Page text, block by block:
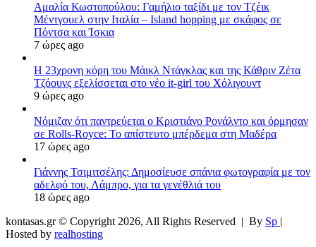
Αμαλία Κωστοπούλου: Γαμήλιο ταξίδι με τον Τζέικ
Μέντγουελ στην Ιταλία – Island hopping με σκάφος σε
Πόντσα και Ίσκια
7 ώρες ago
Η 23χρονη κόρη τoυ Μάικλ Ντάγκλας και της Κάθριν Ζέτα
Τζόουνς εξελίσσεται στο νέο it-girl του Χόλιγουντ
9 ώρες ago
Νόμιζαν ότι παντρεύεται ο Κριστιάνο Ρονάλντο και όρμησαν
σε Rolls-Royce: Το απίστευτο μπέρδεμα στη Μαδέρα
17 ώρες ago
Γιάννης Τσιμιτσέλης: Δημοσίευσε σπάνια φωτογραφία με τον
αδελφό του, Λάμπρο, για τα γενέθλιά του
18 ώρες ago
kontasas.gr © Copyright 2026, All Rights Reserved | By Sp |
Hosted by realhosting